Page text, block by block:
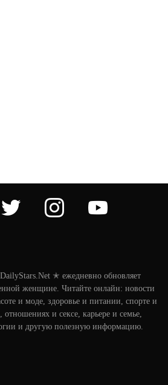
twitter instagram youtube
✭ ежедневно обновляет
женщине. Читайте онлайн: новости
и моде, здоровье и питании, спорте и
и сексе, карьере и семье,
и другую полезную информацию.